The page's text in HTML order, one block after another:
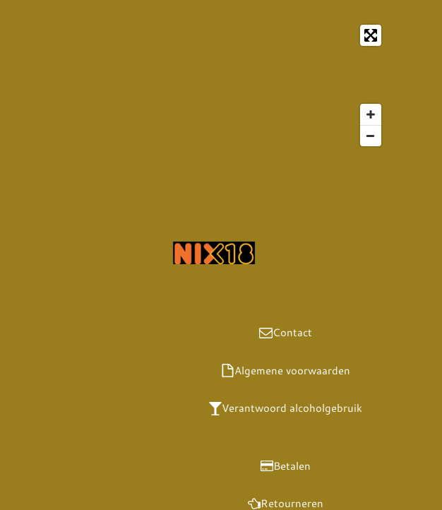
Contact
Algemene voorwaarden
Verantwoord alcoholgebruik
Betalen
Retourneren